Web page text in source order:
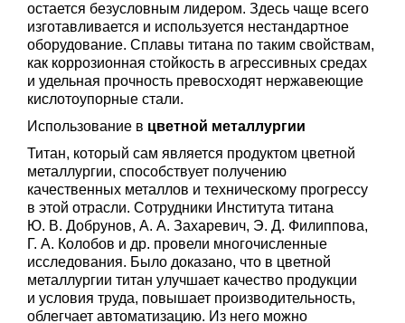
остается безусловным лидером. Здесь чаще всего
изготавливается и используется нестандартное
оборудование. Сплавы титана по таким свойствам,
как коррозионная стойкость в агрессивных средах
и удельная прочность превосходят нержавеющие
кислотоупорные стали.
Использование в цветной металлургии
Титан, который сам является продуктом цветной
металлургии, способствует получению
качественных металлов и техническому прогрессу
в этой отрасли. Сотрудники Института титана
Ю. В. Добрунов, А. А. Захаревич, Э. Д. Филиппова,
Г. А. Колобов и др. провели многочисленные
исследования. Было доказано, что в цветной
металлургии титан улучшает качество продукции
и условия труда, повышает производительность,
облегчает автоматизацию. Из него можно